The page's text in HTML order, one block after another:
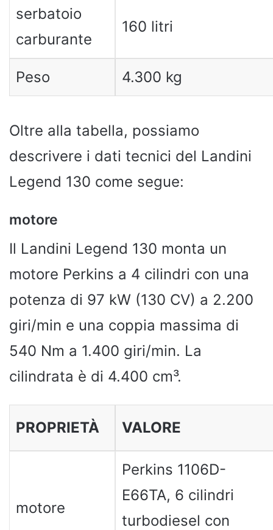
serbatoio
carburante
160 litri
Peso 4.300 kg
Oltre alla tabella, possiamo
descrivere i dati tecnici del Landini
Legend 130 come segue:
motore
Il Landini Legend 130 monta un
motore Perkins a 4 cilindri con una
potenza di 97 kW (130 CV) a 2.200
giri/min e una coppia massima di
540 Nm a 1.400 giri/min. La
cilindrata è di 4.400 cm³.
PROPRIETÀ VALORE
motore
Perkins 1106D-
E66TA, 6 cilindri
turbodiesel con